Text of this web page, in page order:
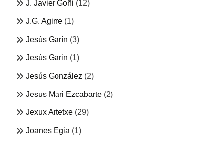
J. Javier Goñi (12)
J.G. Agirre (1)
Jesús Garín (3)
Jesús Garin (1)
Jesús González (2)
Jesus Mari Ezcabarte (2)
Jexux Artetxe (29)
Joanes Egia (1)